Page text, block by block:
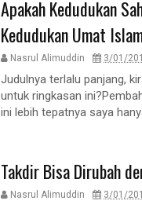
Apakah Kedudukan
Kedudukan Umat
Nasrul Alimuddin 3/01/
Judulnya terlalu panjang,
untuk ringkasan
ini lebih tepatnya saya
Takdir Bisa Dirubah
Nasrul Alimuddin 3/01/